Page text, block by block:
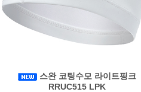
스완 코팅수모 라이트핑크
RRUC515 LPK